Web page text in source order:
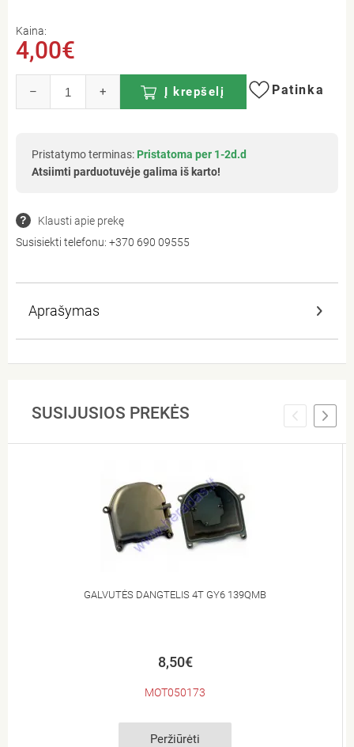
Kaina:
4,00€
– + Į krepšelį Patinka
Pristatymo terminas: Pristatoma per 1-2d.d
Atsiimti parduotuvėje galima iš karto!
Klausti apie prekę
Susisiekti telefonu: +370 690 09555
Aprašymas
SUSIJUSIOS PREKĖS
GALVUTĖS DANGTELIS 4T GY6 139QMB
8,50€
MOT050173
Peržiūrėti